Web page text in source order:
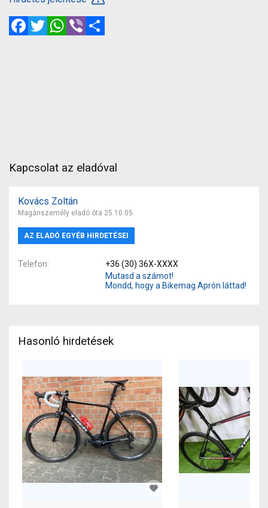
FacebookTwitterWhatsApp
Viber
Kapcsolat az eladóval
Kovács Zoltán
Magánszemély eladó óta 25.10.05
AZ ELADÓ EGYÉB HIRDETÉSEI
Telefon
+36 (30) 36X-XXXX
Mutasd a számot!
Mondd, hogy a Bikemag Aprón láttad!
Hasonló hirdetések